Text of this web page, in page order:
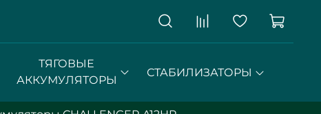
ТЯГОВЫЕ
АККУМУЛЯТОРЫ
СТАБИЛИЗАТОРЫ